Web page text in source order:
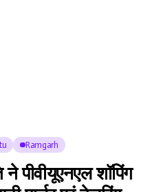
Ramgarh
ने पीवीयूएनएल शॉपिंग